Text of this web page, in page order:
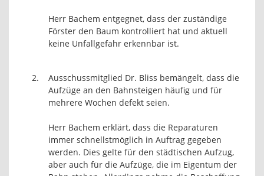
Herr Bachem entgegnet, dass der zuständige
Förster den Baum kontrolliert hat und aktuell
keine Unfallgefahr erkennbar ist.
2.
Ausschussmitglied Dr. Bliss bemängelt, dass die
Aufzüge an den Bahnsteigen häufig und für
mehrere Wochen defekt seien.
Herr Bachem erklärt, dass die Reparaturen
immer schnellstmöglich in Auftrag gegeben
werden. Dies gelte für den städtischen Aufzug,
aber auch für die Aufzüge, die im Eigentum der